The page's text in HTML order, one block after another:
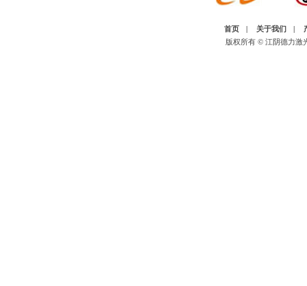
首页 | 关于我们 |
版权所有 © 江阴德力激